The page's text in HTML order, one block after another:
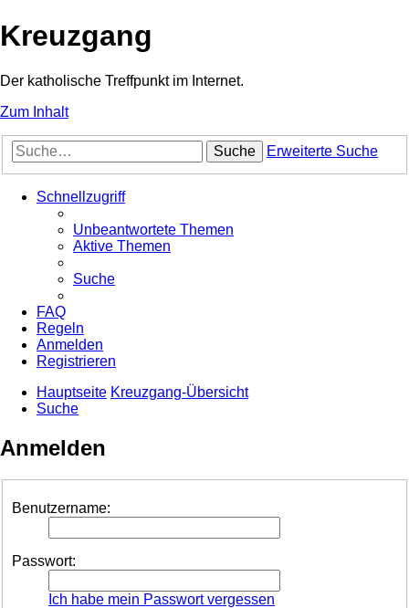
Kreuzgang
Der katholische Treffpunkt im Internet.
Zum Inhalt
Suche Erweiterte Suche
Schnellzugriff
Unbeantwortete Themen
Aktive Themen
Suche
FAQ
Regeln
Anmelden
Registrieren
Hauptseite Kreuzgang-Übersicht
Suche
Anmelden
Benutzername:
Passwort:
Ich habe mein Passwort vergessen